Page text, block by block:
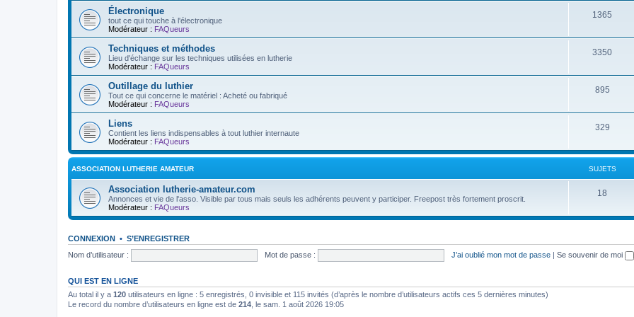
Électronique
tout ce qui touche à l'électronique
Modérateur : FAQueurs
1365
Techniques et méthodes
Lieu d'échange sur les techniques utilisées en lutherie
Modérateur : FAQueurs
3350
Outillage du luthier
Tout ce qui concerne le matériel : Acheté ou fabriqué
Modérateur : FAQueurs
895
Liens
Contient les liens indispensables à tout luthier internaute
Modérateur : FAQueurs
329
ASSOCIATION LUTHERIE AMATEUR SUJETS
Association lutherie-amateur.com
Annonces et vie de l'asso. Visible par tous mais seuls les adhérents peuvent y participer. Freepost très fortement proscrit.
Modérateur : FAQueurs
18
CONNEXION • S’ENREGISTRER
Nom d’utilisateur :
Mot de passe : J’ai oublié mon mot de passe | Se souvenir de moi
QUI EST EN LIGNE
Au total il y a 120 utilisateurs en ligne : 5 enregistrés, 0 invisible et 115 invités (d’après le nombre d’utilisateurs actifs ces 5 dernières minutes)
Le record du nombre d’utilisateurs en ligne est de 214 , le sam. 1 août 2026 19:05